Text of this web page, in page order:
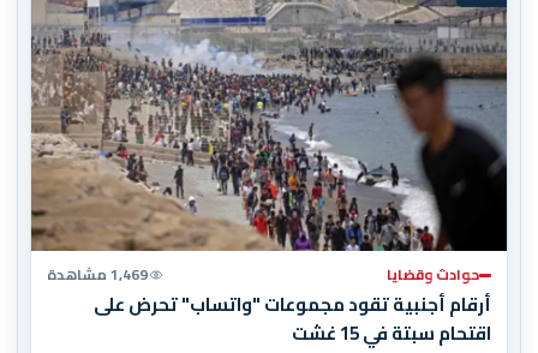
حوادث وقضايا 1,469 مشاهدة
أرقام أجنبية تقود مجموعات "واتساب" تحرض على
اقتحام سبتة في 15 غشت